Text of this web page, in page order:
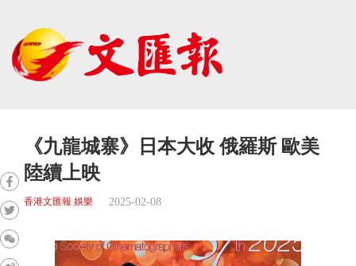
《九龍城寨》日本大收 俄羅斯 歐美
陸續上映
香港文匯報 娛樂 2025-02-08